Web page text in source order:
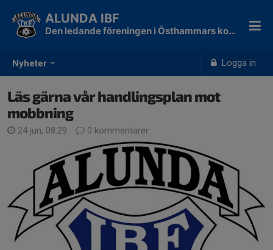
Nyheter Logga in
ALUNDA IBF
Den ledande föreningen i Östhammars kommun!
Läs gärna vår handlingsplan mot
mobbning
24 jun, 08:29 0 kommentarer